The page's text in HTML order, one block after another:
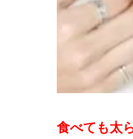
食べても太